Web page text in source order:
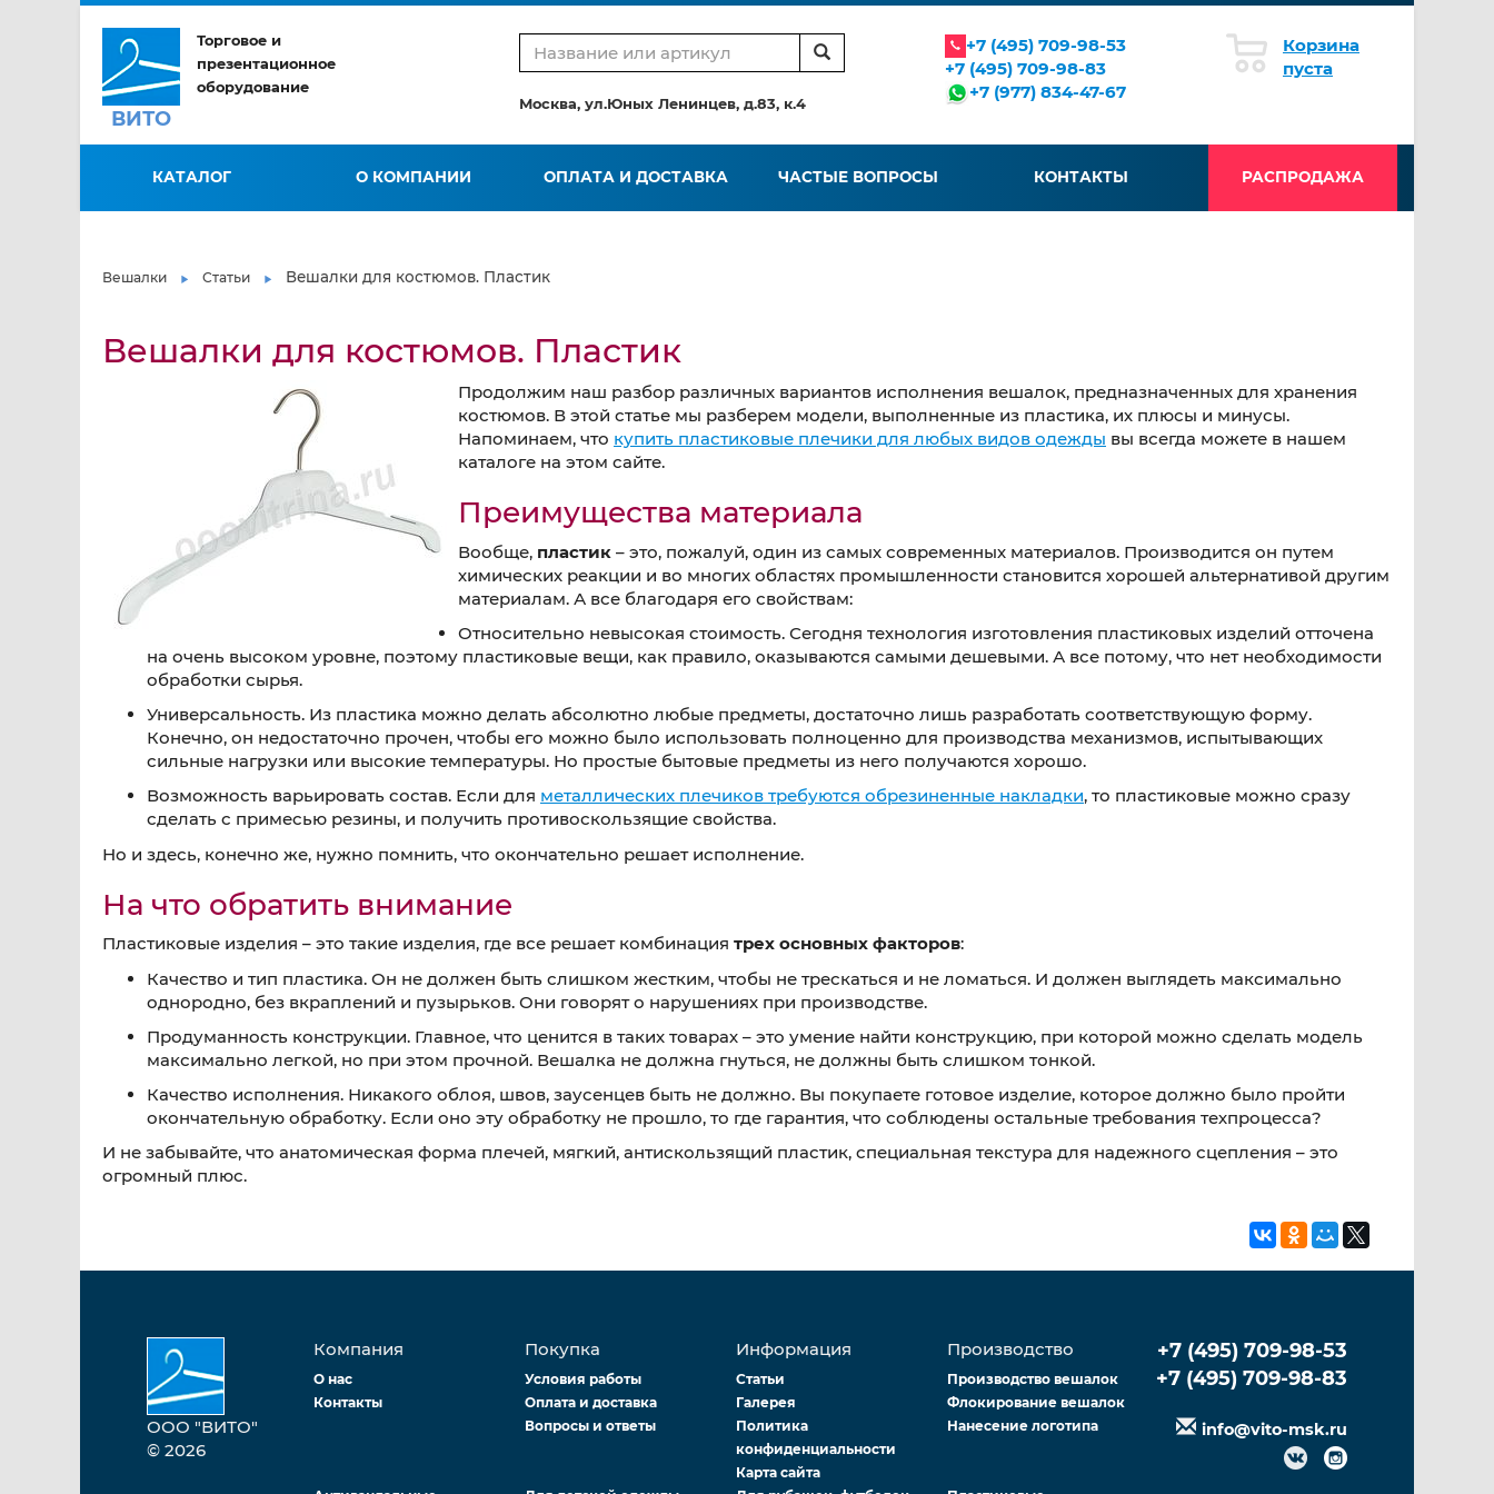
ВИТО
Торговое и
презентационное
оборудование
Москва, ул.Юных Ленинцев, д.83, к.4
+7 (495) 709-98-53
+7 (495) 709-98-83
+7 (977) 834-47-67
Корзина
пуста
КАТАЛОГ О КОМПАНИИ ОПЛАТА И ДОСТАВКА ЧАСТЫЕ ВОПРОСЫ КОНТАКТЫ РАСПРОДАЖА
Вешалки Статьи Вешалки для костюмов. Пластик
Вешалки для костюмов. Пластик
Продолжим наш разбор различных вариантов исполнения вешалок, предназначенных для хранения
костюмов. В этой статье мы разберем модели, выполненные из пластика, их плюсы и минусы.
Напоминаем, что купить пластиковые плечики для любых видов одежды вы всегда можете в нашем
каталоге на этом сайте.
Преимущества материала
Вообще, пластик – это, пожалуй, один из самых современных материалов. Производится он путем
химических реакции и во многих областях промышленности становится хорошей альтернативой другим
материалам. А все благодаря его свойствам:
Относительно невысокая стоимость. Сегодня технология изготовления пластиковых изделий отточена
на очень высоком уровне, поэтому пластиковые вещи, как правило, оказываются самыми дешевыми. А все потому, что нет необходимости
обработки сырья.
Универсальность. Из пластика можно делать абсолютно любые предметы, достаточно лишь разработать соответствующую форму.
Конечно, он недостаточно прочен, чтобы его можно было использовать полноценно для производства механизмов, испытывающих
сильные нагрузки или высокие температуры. Но простые бытовые предметы из него получаются хорошо.
Возможность варьировать состав. Если для металлических плечиков требуются обрезиненные накладки, то пластиковые можно сразу
сделать с примесью резины, и получить противоскользящие свойства.
Но и здесь, конечно же, нужно помнить, что окончательно решает исполнение.
На что обратить внимание
Пластиковые изделия – это такие изделия, где все решает комбинация трех основных факторов:
Качество и тип пластика. Он не должен быть слишком жестким, чтобы не трескаться и не ломаться. И должен выглядеть максимально
однородно, без вкраплений и пузырьков. Они говорят о нарушениях при производстве.
Продуманность конструкции. Главное, что ценится в таких товарах – это умение найти конструкцию, при которой можно сделать модель
максимально легкой, но при этом прочной. Вешалка не должна гнуться, не должны быть слишком тонкой.
Качество исполнения. Никакого облоя, швов, заусенцев быть не должно. Вы покупаете готовое изделие, которое должно было пройти
окончательную обработку. Если оно эту обработку не прошло, то где гарантия, что соблюдены остальные требования техпроцесса?
И не забывайте, что анатомическая форма плечей, мягкий, антискользящий пластик, специальная текстура для надежного сцепления – это
огромный плюс.
ООО "ВИТО"
© 2026
Компания
О нас
Контакты
Покупка
Условия работы
Оплата и доставка
Вопросы и ответы
Информация
Статьи
Галерея
Политика
конфиденциальности
Карта сайта
Производство
Производство вешалок
Флокирование вешалок
Нанесение логотипа
+7 (495) 709-98-53
+7 (495) 709-98-83
info@vito-msk.ru